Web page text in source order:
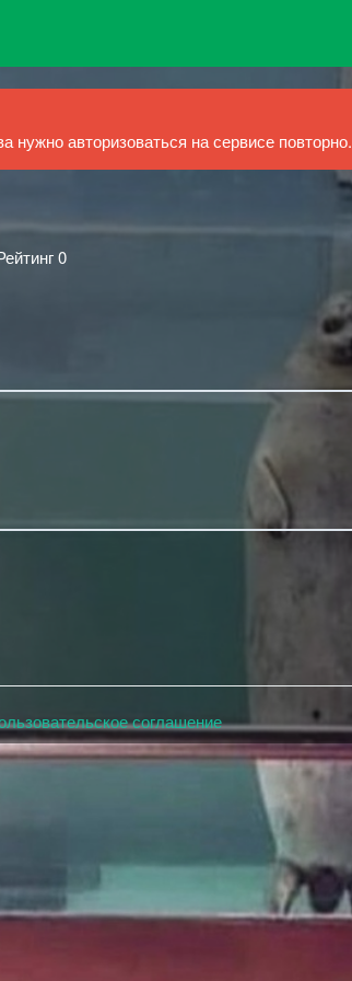
авторизоваться на сервисе повторно.
0
соглашение